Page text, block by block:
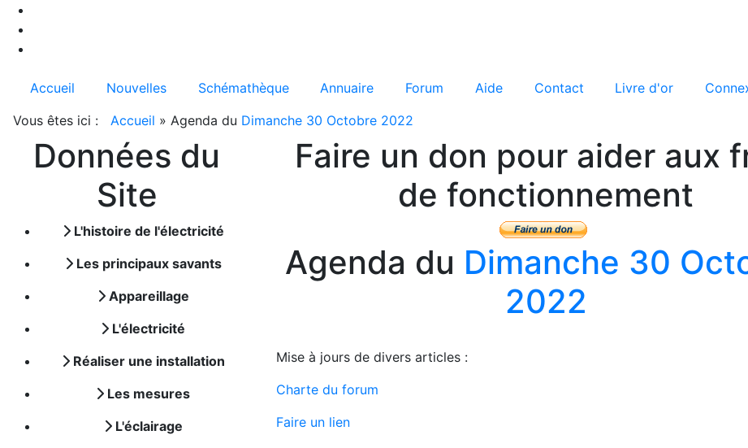
Accueil Nouvelles Schémathèque Annuaire Forum Aide Contact Livre d'or
Vous êtes ici :
Accueil » Agenda du Dimanche 30 Octobre 2022
Données du
Site
L'histoire de l'électricité
Les principaux savants
Appareillage
L'électricité
Réaliser une installation
Les mesures
L'éclairage
Faire un don pour aider aux
de fonctionnement
Agenda du Dimanche 30
2022
Mise à jours de divers articles :
Charte du forum
Faire un lien